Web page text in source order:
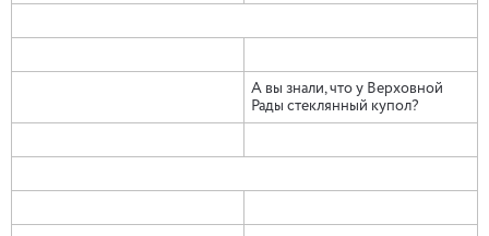
А вы знали, что у Верховной
Рады стеклянный купол?